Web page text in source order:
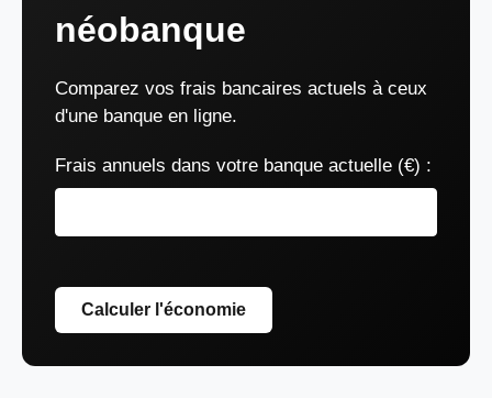
néobanque
Comparez vos frais bancaires actuels à ceux
d'une banque en ligne.
Frais annuels dans votre banque actuelle (€) :
Calculer l'économie